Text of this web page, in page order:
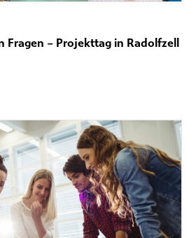
Fragen – Projekttag in Radolfzell